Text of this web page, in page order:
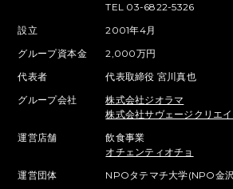
TEL 03-6822-5326
設立
2001年4月
グループ資本金
2,000万円
代表者
代表取締役 宮川真也
グループ会社
株式会社ジオラマ
株式会社サヴェージクリエ
運営店舗
飲食事業
オチェンティオチョ
運営団体
NPOタテマチ大学(NPO金